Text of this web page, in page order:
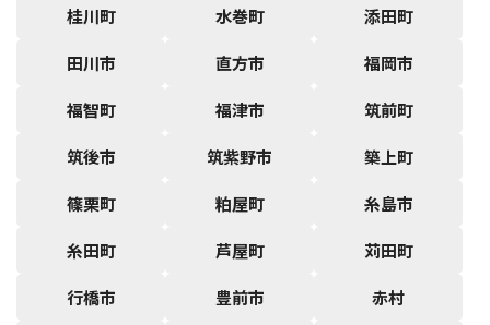
桂川町 水巻町 添田町
田川市 直方市 福岡市
福智町 福津市 筑前町
筑後市 筑紫野市 築上町
篠栗町 粕屋町 糸島市
糸田町 芦屋町 苅田町
行橋市 豊前市 赤村